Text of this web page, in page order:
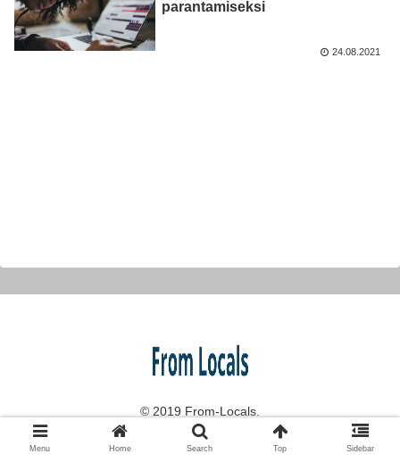
parantamiseksi
24.08.2021
© 2019 From-Locals.
Menu Home Search Top Sidebar